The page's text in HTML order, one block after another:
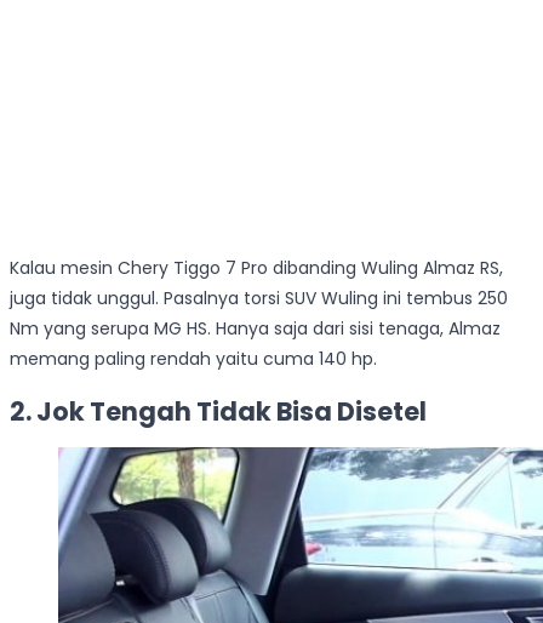
Kalau mesin Chery Tiggo 7 Pro dibanding Wuling Almaz RS,
juga tidak unggul. Pasalnya torsi SUV Wuling ini tembus 250
Nm yang serupa MG HS. Hanya saja dari sisi tenaga, Almaz
memang paling rendah yaitu cuma 140 hp.
2. Jok Tengah Tidak Bisa Disetel